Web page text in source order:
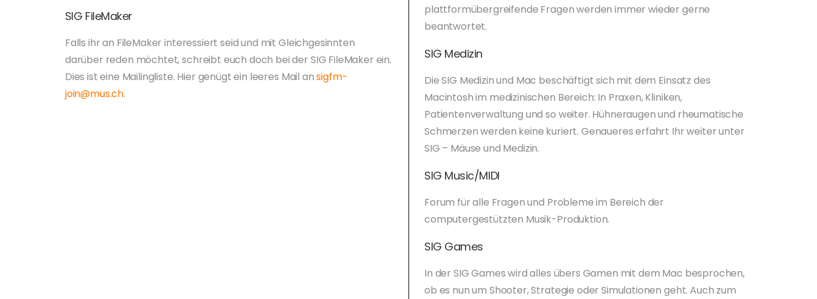
SIG FileMaker
Falls ihr an FileMaker interessiert seid und mit Gleichgesinnten
darüber reden möchtet, schreibt euch doch bei der SIG FileMaker ein.
Dies ist eine Mailingliste. Hier genügt ein leeres Mail ansigfm-
join@mus.ch.
plattformübergreifende Fragen werden immer wieder gerne
beantwortet.
SIG Medizin
Die SIG Medizin und Mac beschäftigt sich mit dem Einsatz des
Macintosh im medizinischen Bereich: In Praxen, Kliniken,
Patientenverwaltung und so weiter. Hühneraugen und rheumatische
Schmerzen werden keine kuriert. Genaueres erfahrt Ihr weiter unter
SIG – Mäuse und Medizin.
SIG Music/MIDI
Forum für alle Fragen und Probleme im Bereich der
computergestützten Musik-Produktion.
SIG Games
In der SIG Games wird alles übers Gamen mit dem Mac besprochen,
ob es nun um Shooter, Strategie oder Simulationen geht. Auch zum